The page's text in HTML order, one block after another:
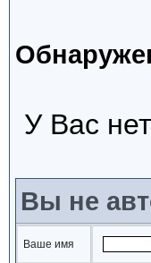
У Вас
Вы не
Ваше имя